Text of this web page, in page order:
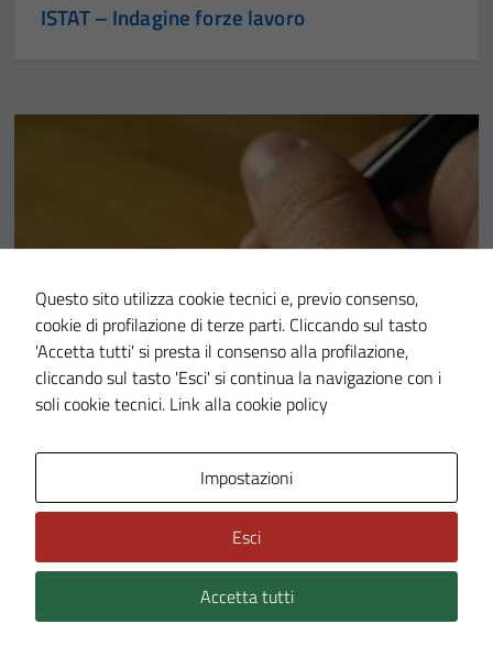
ISTAT – Indagine forze lavoro
Raccolta firme per referendum abrigativi e
proposte di legge
Questo sito utilizza cookie tecnici e, previo consenso,
cookie di profilazione di terze parti. Cliccando sul tasto
'Accetta tutti' si presta il consenso alla profilazione,
cliccando sul tasto 'Esci' si continua la navigazione con i
soli cookie tecnici. Link alla cookie policy
Impostazioni
Esci
Accetta tutti